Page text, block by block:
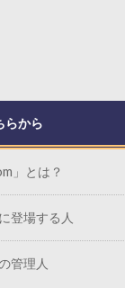
らから
」とは？
登場する人
管理人